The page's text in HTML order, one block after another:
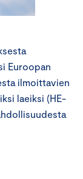
Euroopan
ilmoittavien
laeiksi (HE-